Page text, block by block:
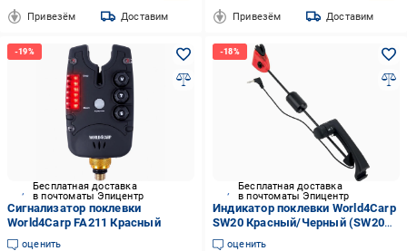
Привезём Доставим Привезём Доставим
Бесплатная доставка
в почтоматы Эпицентр
Сигнализатор поклевки
World4Carp FA211 Красный
оценить
Бесплатная доставка
в почтоматы Эпицентр
Индикатор поклевки World4Carp
SW20 Красный/Черный (SW20
red)
оценить